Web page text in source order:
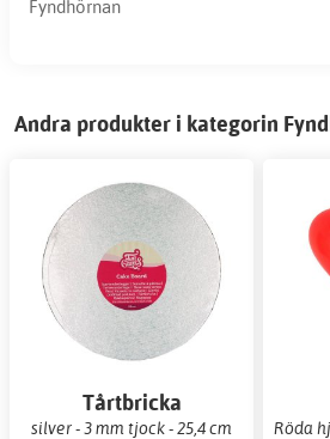
Fyndhörnan
Andra produkter i kategorin
Tårtbricka
silver - 3 mm tjock - 25,4 cm
Röda